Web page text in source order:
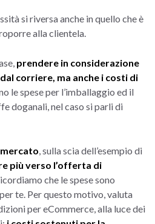
si riversa anche in quello che è
alla clientela.
prendere in considerazione
corriere, ma anche i costi di
le spese per l’imballaggio ed il
doganali, nel caso si parli di
, sulla scia dell’esempio di
più verso l’offerta di
che le spese sono
te. Per questo motivo, valuta
per eCommerce, alla luce dei